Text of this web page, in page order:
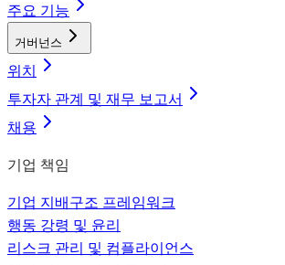
주요 기능
거버넌스
위치
투자자 관계 및 재무 보고서
채용
기업 책임
기업 지배구조 프레임워크
행동 강령 및 윤리
리스크 관리 및 컴플라이언스